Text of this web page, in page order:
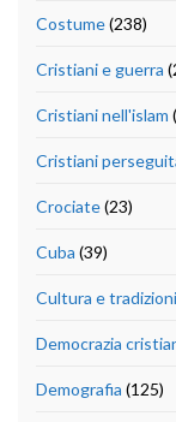
Costume(238)
Cristiani e guerra
Cristiani nell'islam
Cristiani
Crociate(23)
Cuba (39)
Cultura e tradizioni
Democrazia
Demografia (125)